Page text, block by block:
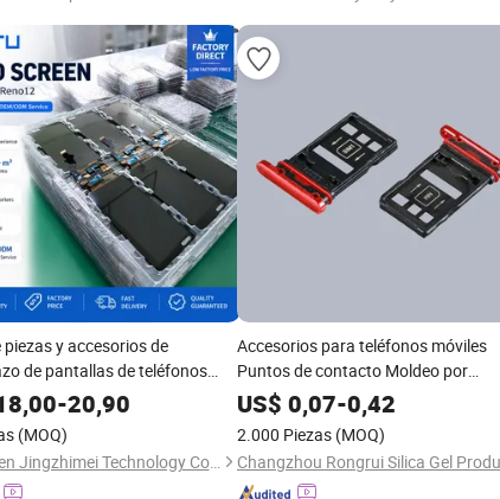
piezas y accesorios de
de pantallas de teléfonos
por mayor en China para Vivo
Oppo Huawei Honor Samsung
de celular
-20,90
(MOQ)
Shenzhen Jingzhimei Technology Co., Ltd.
Accesorios para teléfonos móviles
Puntos de contacto Moldeo por
inyección de plástico
US$ 0,07-0,42
2.000 Piezas (MOQ)